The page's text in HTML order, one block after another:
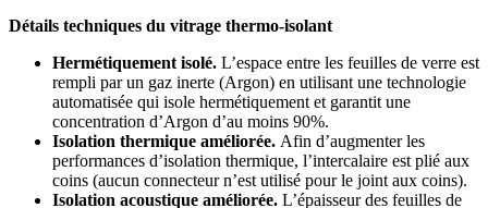
Détails techniques du vitrage thermo-isolant
Hermétiquement isolé. L’espace entre les feuilles de verre est
rempli par un gaz inerte (Argon) en utilisant une technologie
automatisée qui isole hermétiquement et garantit une
concentration d’Argon d’au moins 90%.
Isolation thermique améliorée. Afin d’augmenter les
performances d’isolation thermique, l’intercalaire est plié aux
coins (aucun connecteur n’est utilisé pour le joint aux coins).
Isolation acoustique améliorée. L’épaisseur des feuilles de